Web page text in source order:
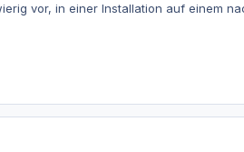
vor, in einer Installation auf einem